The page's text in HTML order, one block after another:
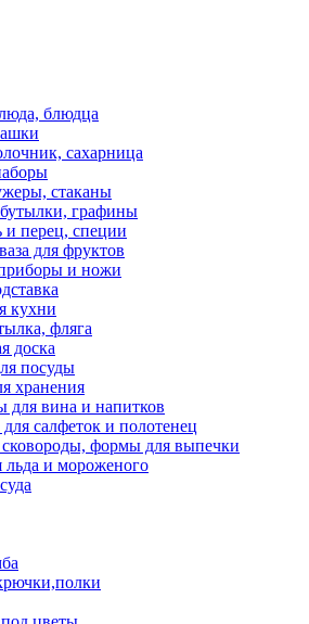
блюдца
сахарница
стаканы
графины
и перец, специи
для фруктов
и ножи
кухни
фляга
доска
посуды
хранения
для вина и напитков
салфеток и полотенец
формы для выпечки
и мороженого